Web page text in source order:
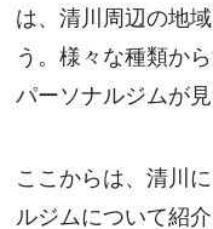
は、清川周辺の地
う。様々な種類か
パーソナルジムが
ここからは、清川
ルジムについて紹